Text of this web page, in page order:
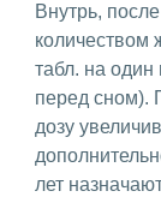
Внутрь,
количеством
табл. на
перед сном).
дозу
лет